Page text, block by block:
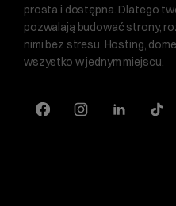
prosta i dostępna. Dlatego
pozwalają budować strony,
nimi bez stresu. Hosting,
wszystko w jednym miejscu.